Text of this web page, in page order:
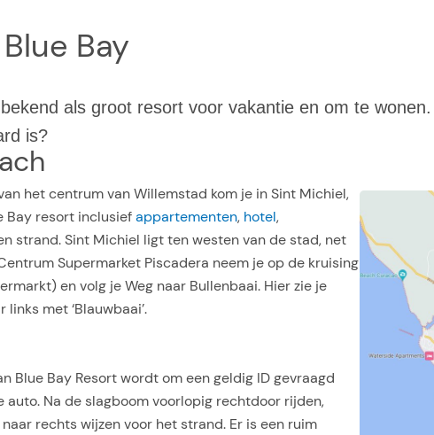
Bay
als groot resort voor vakantie en om te
is?
het centrum van Willemstad kom je in Sint Michiel,
Bay resort inclusiefappartementen, hotel,
strand. Sint Michiel ligt ten westen van de stad, net
Supermarket Piscadera neem je op de kruising
en volg je Weg naar Bullenbaai. Hier zie je
met ‘Blauwbaai’.
Blue Bay Resort wordt om een geldig ID gevraagd
auto. Na de slagboom voorlopig rechtdoor rijden,
rechts wijzen voor het strand. Er is een ruim